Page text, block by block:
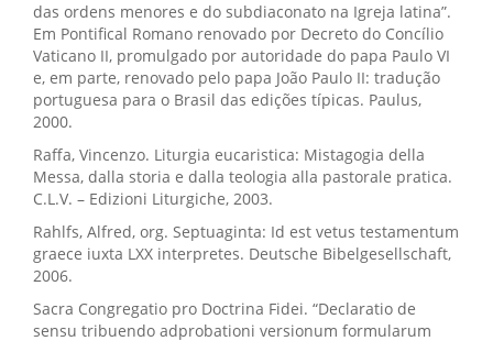
das ordens menores e do subdiaconato na Igreja latina”.
Em Pontifical Romano renovado por Decreto do Concílio
Vaticano II, promulgado por autoridade do papa Paulo VI
e, em parte, renovado pelo papa João Paulo II: tradução
portuguesa para o Brasil das edições típicas. Paulus,
2000.
Raffa, Vincenzo. Liturgia eucaristica: Mistagogia della
Messa, dalla storia e dalla teologia alla pastorale pratica.
C.L.V. – Edizioni Liturgiche, 2003.
Rahlfs, Alfred, org. Septuaginta: Id est vetus testamentum
graece iuxta LXX interpretes. Deutsche Bibelgesellschaft,
2006.
Sacra Congregatio pro Doctrina Fidei. “Declaratio de
sensu tribuendo adprobationi versionum formularum